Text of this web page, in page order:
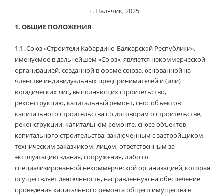
Проекты документов к ОС
Отчеты
г. Нальчик, 2025
1. ОБЩИЕ ПОЛОЖЕНИЯ
1.1.Союз «Строители Кабардино-Балкарской Республики»,
именуемое в дальнейшем «Союз», является некоммерческой
организацией, созданной в форме союза, основанной на
членстве индивидуальных предпринимателей и (или)
юридических лиц, выполняющих строительство,
реконструкцию, капитальный ремонт, снос объектов
капитального строительства по договорам о строительстве,
реконструкции, капитальном ремонте, сносе объектов
капитального строительства, заключенным с застройщиком,
техническим заказчиком, лицом, ответственным за
эксплуатацию здания, сооружения, либо со
специализированной некоммерческой организацией, которая
осуществляет деятельность, направленную на обеспечение
проведения капитального ремонта общего имущества в